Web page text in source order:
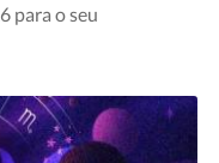
para o seu